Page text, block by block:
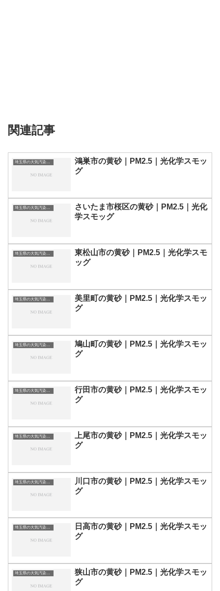
関連記事
埼玉県の大気汚染・PM2.5・黄砂・エアロゾルの数値
鴻巣市の黄砂｜PM2.5｜光化学スモッ
グ
埼玉県の大気汚染・PM2.5・黄砂・エアロゾルの数値
さいたま市桜区の黄砂｜PM2.5｜光化
学スモッグ
埼玉県の大気汚染・PM2.5・黄砂・エアロゾルの数値
東松山市の黄砂｜PM2.5｜光化学スモ
ッグ
埼玉県の大気汚染・PM2.5・黄砂・エアロゾルの数値
美里町の黄砂｜PM2.5｜光化学スモッ
グ
埼玉県の大気汚染・PM2.5・黄砂・エアロゾルの数値
鳩山町の黄砂｜PM2.5｜光化学スモッ
グ
埼玉県の大気汚染・PM2.5・黄砂・エアロゾルの数値
行田市の黄砂｜PM2.5｜光化学スモッ
グ
埼玉県の大気汚染・PM2.5・黄砂・エアロゾルの数値
上尾市の黄砂｜PM2.5｜光化学スモッ
グ
埼玉県の大気汚染・PM2.5・黄砂・エアロゾルの数値
川口市の黄砂｜PM2.5｜光化学スモッ
グ
埼玉県の大気汚染・PM2.5・黄砂・エアロゾルの数値
日高市の黄砂｜PM2.5｜光化学スモッ
グ
埼玉県の大気汚染・PM2.5・黄砂・エアロゾルの数値
狭山市の黄砂｜PM2.5｜光化学スモッ
グ